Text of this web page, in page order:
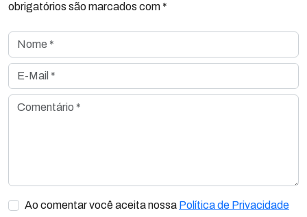
obrigatórios são marcados com *
Nome *
E-Mail *
Comentário *
Ao comentar você aceita nossa Política de Privacidade